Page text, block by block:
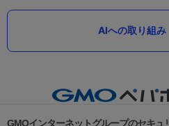
AIへの取り組み
GMOインターネットグループのセキュ